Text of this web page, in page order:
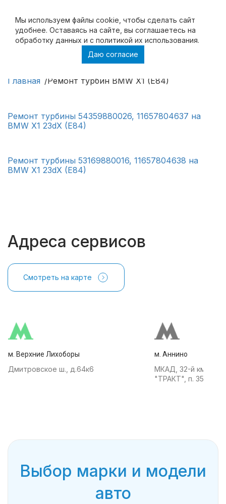
Мы используем файлы cookie, чтобы cделать сайт
удобнее. Оставаясь на сайте, вы соглашаетесь на
обработку данных и с политикой их использования.
Даю согласие
Ремонт турбин BMW X1 (E84)
Главная Ремонт турбин BMW X1 (E84)
Ремонт турбины 54359880026, 11657804637 на
BMW X1 23dX (E84)
Ремонт турбины 53169880016, 11657804638 на
BMW X1 23dX (E84)
Адреса сервисов
Смотреть на карте
м. Верхние Лихоборы
Дмитровское ш., д.64к6
м. Аннино
МКАД, 32-й км, АТК
"ТРАКТ", п. 35
Выбор марки и модели
авто